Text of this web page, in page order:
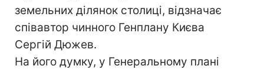
земельних ділянок столиці, відзначає
співавтор чинного Генплану Києва
Сергій Дюжев.
На його думку, у Генеральному плані